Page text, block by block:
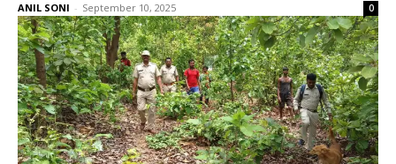
ANIL SONI - September 10, 2025 0